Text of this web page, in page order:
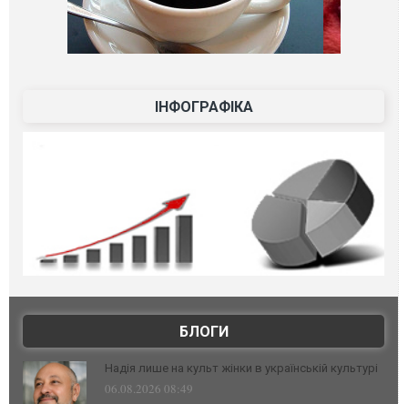
ІНФОГРАФІКА
БЛОГИ
Надія лише на культ жінки в українській культурі
06.08.2026 08:49